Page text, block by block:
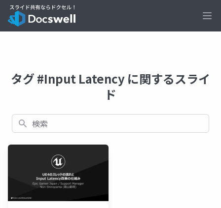
タグ #Input Latency に関するスライ
ド
検索